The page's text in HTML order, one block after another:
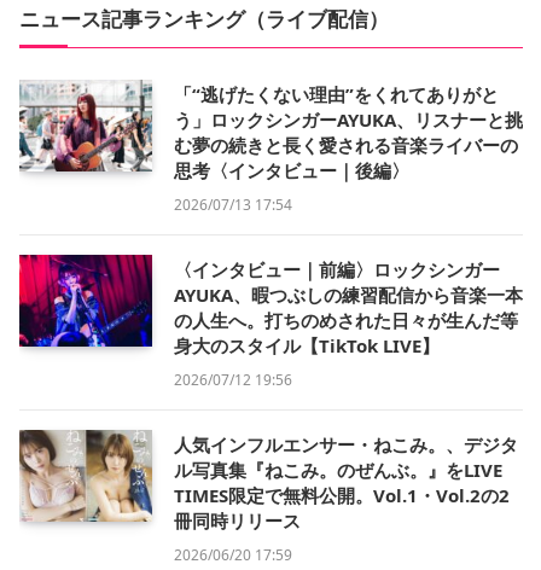
ニュース記事ランキング（ライブ配信）
「“逃げたくない理由”をくれてありがと
う」ロックシンガーAYUKA、リスナーと挑
む夢の続きと長く愛される音楽ライバーの
思考〈インタビュー｜後編〉
2026/07/13 17:54
〈インタビュー｜前編〉ロックシンガー
AYUKA、暇つぶしの練習配信から音楽一本
の人生へ。打ちのめされた日々が生んだ等
身大のスタイル【TikTok LIVE】
2026/07/12 19:56
人気インフルエンサー・ねこみ。、デジタ
ル写真集『ねこみ。のぜんぶ。』をLIVE
TIMES限定で無料公開。Vol.1・Vol.2の2
冊同時リリース
2026/06/20 17:59